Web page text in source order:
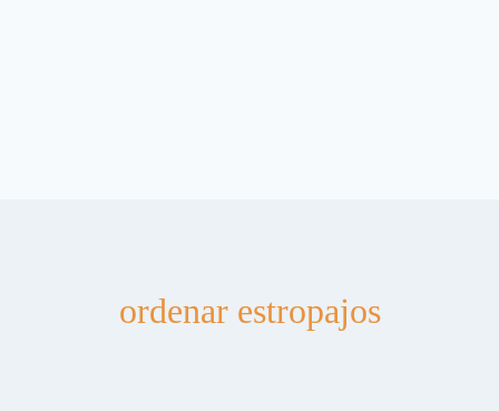
ordenar estropajos